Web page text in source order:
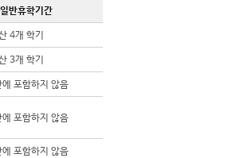
반휴학기간
4개 학기
3개 학기
포함하지 않음
포함하지 않음
포함하지 않음